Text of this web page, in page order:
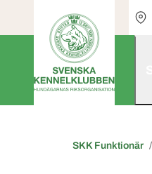
SKK Funktionär